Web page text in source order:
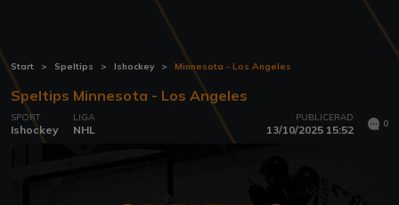
Start Speltips Ishockey Minnesota - Los Angeles
Speltips Minnesota - Los Angeles
SPORT
Ishockey
LIGA
NHL
PUBLICERAD
13/10/2025 15:52 0